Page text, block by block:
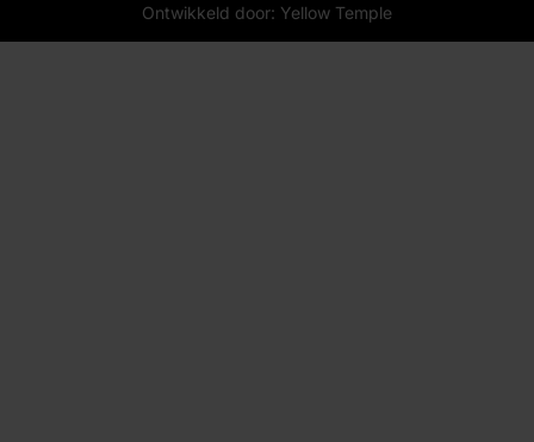
Ontwikkeld door: Yellow Temple